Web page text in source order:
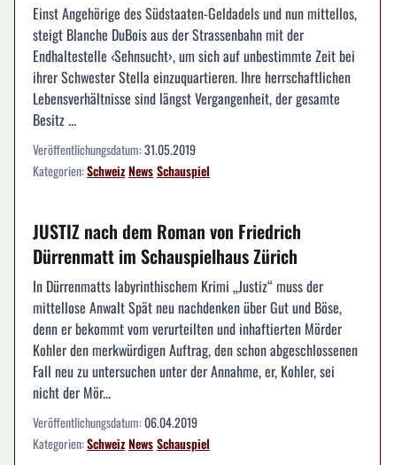
Einst Angehörige des Südstaaten-Geldadels und nun mittellos,
steigt Blanche DuBois aus der Strassenbahn mit der
Endhaltestelle ‹Sehnsucht›, um sich auf unbestimmte Zeit bei
ihrer Schwester Stella einzuquartieren. Ihre herrschaftlichen
Lebensverhältnisse sind längst Vergangenheit, der gesamte
Besitz ...
Veröffentlichungsdatum:31.05.2019
Kategorien:SchweizNewsSchauspiel
JUSTIZ nach dem Roman von Friedrich
Dürrenmatt im Schauspielhaus Zürich
In Dürrenmatts labyrinthischem Krimi „Justiz“ muss der
mittellose Anwalt Spät neu nachdenken über Gut und Böse,
denn er bekommt vom verurteilten und inhaftierten Mörder
Kohler den merkwürdigen Auftrag, den schon abgeschlossenen
Fall neu zu untersuchen unter der Annahme, er, Kohler, sei
nicht der Mör...
Veröffentlichungsdatum:06.04.2019
Kategorien:SchweizNewsSchauspiel